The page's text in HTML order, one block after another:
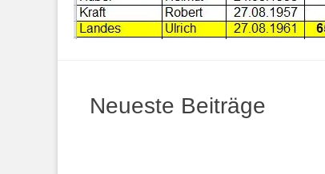
Neueste Beiträge